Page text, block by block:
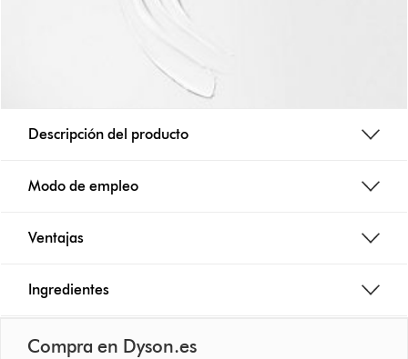
Descripción del producto
Modo de empleo
Ventajas
Ingredientes
Compra en Dyson.es